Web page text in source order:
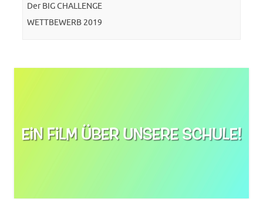
Der BIG CHALLENGE
WETTBEWERB 2019